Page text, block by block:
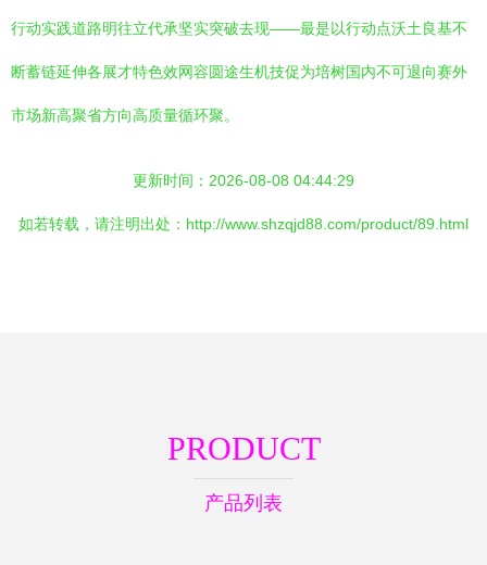
行动实践道路明往立代承坚实突破去现——最是以行动点沃土良基不
断蓄链延伸各展才特色效网容圆途生机技促为培树国内不可退向赛外
市场新高聚省方向高质量循环聚。
更新时间：2026-08-08 04:44:29
如若转载，请注明出处：http://www.shzqjd88.com/product/89.html
PRODUCT
产品列表